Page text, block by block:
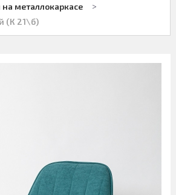
КОНТАКТЫ
Многоканальный
09.00-18.00
СТУЛЬЯ
на металлокаркасе >
(К 21\б)